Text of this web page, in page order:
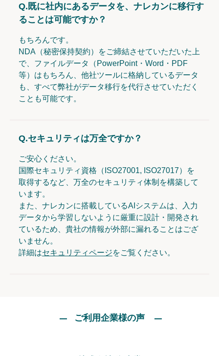
Q.既に社内にあるデータを、ナレカンに移行す
ることは可能ですか？
もちろんです。
NDA（秘密保持契約）をご締結させていただいた上
で、ファイルデータ（PowerPoint・Word・PDF
等）はもちろん、他社ツールに格納しているデータ
も、すべて弊社がデータ移行を代行させていただく
ことも可能です。
Q.セキュリティは万全ですか？
ご安心ください。
国際セキュリティ資格（ISO27001, ISO27017）を
取得するなど、万全のセキュリティ体制を構築して
います。
また、ナレカンに搭載しているAIシステムは、入力
データから学習しないように厳重に設計・開発され
ているため、貴社の情報が外部に漏れることはござ
いません。
詳細はセキュリティページをご覧ください。
ご利用企業様の声